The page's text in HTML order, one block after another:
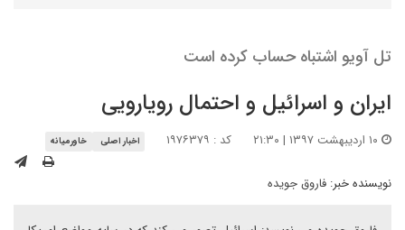
تل آویو اشتباه حساب کرده است
ایران و اسرائیل و احتمال رویارویی
کد : ۱۹۷۶۳۷۹ اخبار اصلی خاورمیانه
نویسنده خبر: فاروق جویده